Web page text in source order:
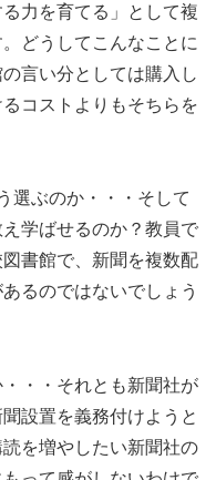
力を育てる」として複
どうしてこんなことに
言い分としては購入し
コストよりもそちらを
選ぶのか・・・そして
学ばせるのか？教員で
書館で、新聞を複数配
るのではないでしょう
・・それとも新聞社が
設置を義務付けようと
を増やしたい新聞社の